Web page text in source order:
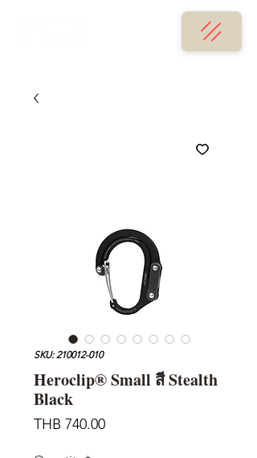
SKU: 210012-010
Heroclip® Small สี Stealth
Black
THB 740.00Price